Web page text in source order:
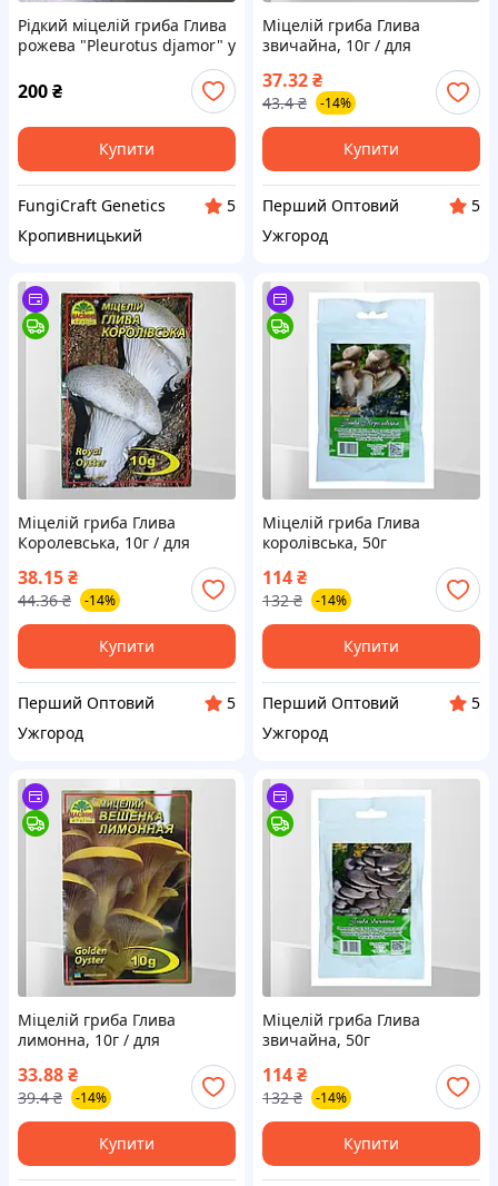
Рідкий міцелій гриба Глива
рожева "Pleurotus djamor" у
200₴
Купити
FungiCraft Genetics
5
Кропивницький
Міцелій гриба Глива
звичайна, 10г / для
37.32₴
43.4 ₴ -14%
Купити
Перший Оптовий
5
Ужгород
Міцелій гриба Глива
Королевська, 10г / для
38.15₴
44.36 ₴ -14%
Купити
Перший Оптовий
5
Ужгород
Міцелій гриба Глива
королівська, 50г
114₴
132 ₴ -14%
Купити
Перший Оптовий
5
Ужгород
Міцелій гриба Глива
лимонна, 10г / для
33.88₴
39.4 ₴ -14%
Купити
Міцелій гриба Глива
звичайна, 50г
114₴
132 ₴ -14%
Купити